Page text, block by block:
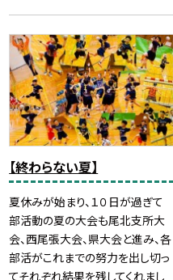
【終わらない夏】
夏休みが始まり、１０日が過ぎて
部活動の夏の大会も尾北支所大
会、西尾張大会、県大会と進み、各
部活がこれまでの努力を出し切っ
てそれぞれ結果を残してくれまし